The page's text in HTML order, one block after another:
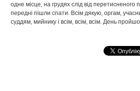
одне місце, на грудях слід від перетисненого
передні пішли спати. Всім дякую, оргам,
суддям, мийнику і всім, всім, всім. День